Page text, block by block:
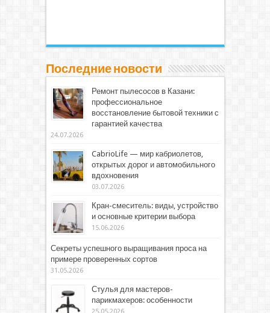
Последние новости
Ремонт пылесосов в Казани:
профессиональное
восстановление бытовой техники с
гарантией качества
24.07.2026
CabrioLife — мир кабриолетов,
открытых дорог и автомобильного
вдохновения
03.07.2026
Кран-смеситель: виды, устройство
и основные критерии выбора
15.06.2026
Секреты успешного выращивания проса на
примере проверенных сортов
31.05.2026
Стулья для мастеров-
парикмахеров: особенности